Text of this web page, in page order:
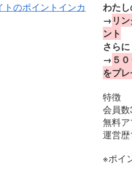
わた
→ リ
ント
さらに
→ ５
をプ
特徴
会員数
無料
運営
※ポイ